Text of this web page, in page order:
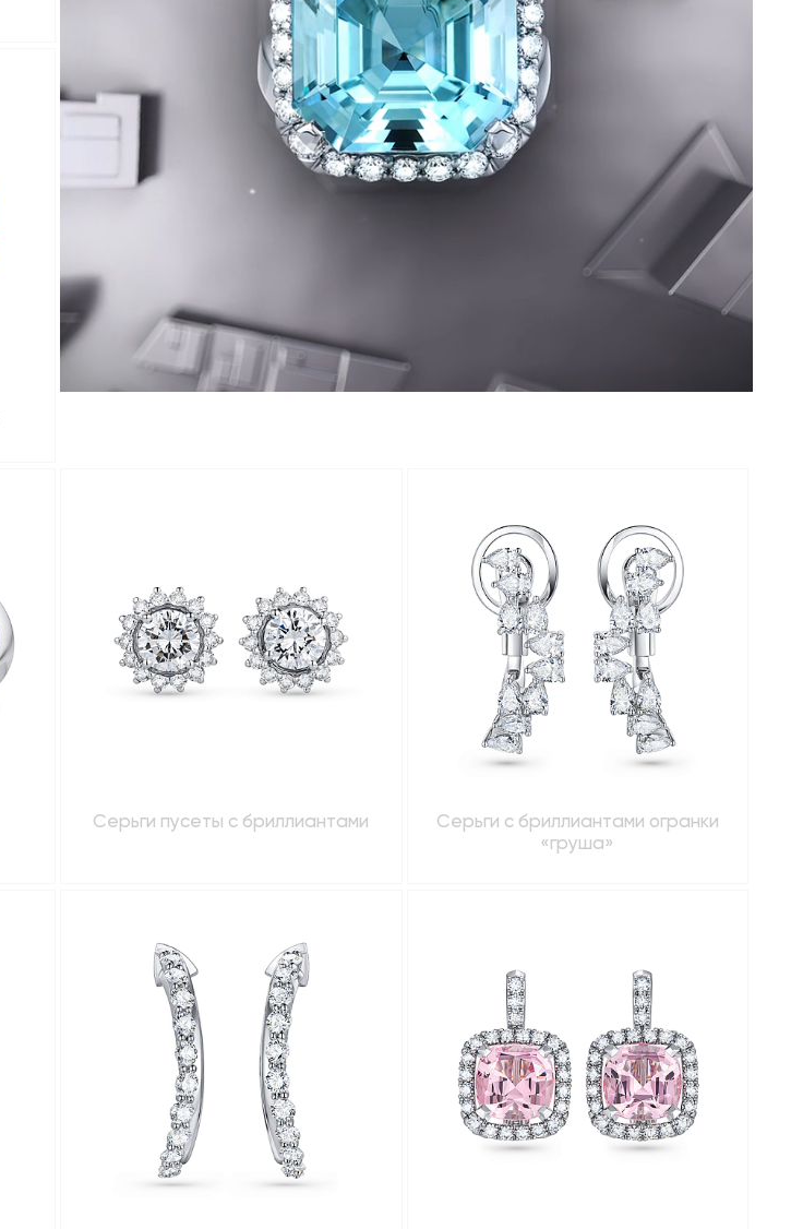
Серьги пусеты с бриллиантами
Серьги с бриллиантами огранки
«груша»